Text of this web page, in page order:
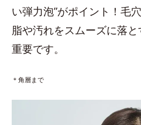
い弾力泡”がポイント！毛
脂や汚れをスムーズに落
重要です。
＊角層まで